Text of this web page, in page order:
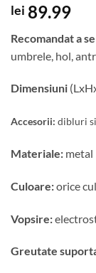
lei 89.99
Recomandat a
umbrele, hol,
Dimensiuni
Accesorii: dibluri
Materiale: metal
Culoare:orice
Vopsire:
Greutate